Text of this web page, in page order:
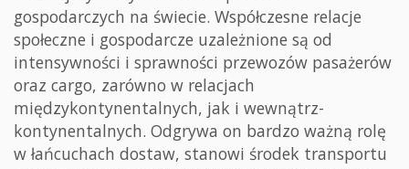
gospodarczych na świecie. Współczesne relacje
społeczne i gospodarcze uzależnione są od
intensywności i sprawności przewozów pasażerów
oraz cargo, zarówno w relacjach
międzykontynentalnych, jak i wewnątrz-
kontynentalnych. Odgrywa on bardzo ważną rolę
w łańcuchach dostaw, stanowi środek transportu